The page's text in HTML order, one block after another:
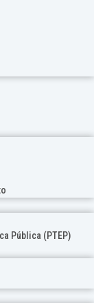
Pública (PTEP)